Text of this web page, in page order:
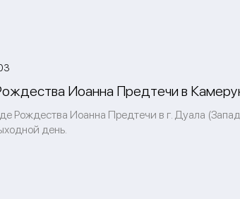
Иоанна Предтечи в
Рождества Иоанна Предтечи в г. Дуала
день.